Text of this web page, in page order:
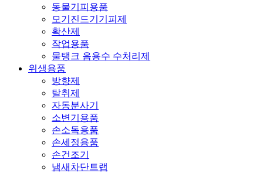
동물기피용품
모기진드기기피제
확산제
작업용품
물탱크 음용수 수처리제
위생용품
방향제
탈취제
자동분사기
소변기용품
손소독용품
손세정용품
손건조기
냄새차단트랩